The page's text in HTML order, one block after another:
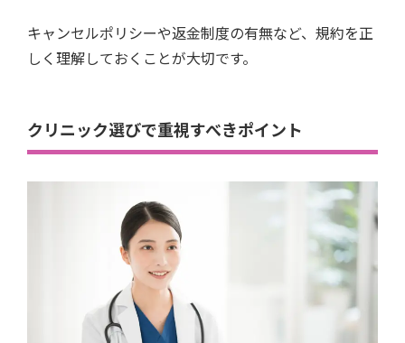
キャンセルポリシーや返金制度の有無など、規約を正
しく理解しておくことが大切です。
クリニック選びで重視すべきポイント